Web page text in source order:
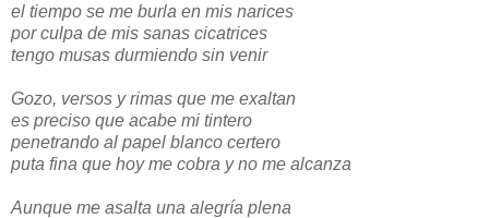
el tiempo se me burla en mis narices
por culpa de mis sanas cicatrices
tengo musas durmiendo sin venir
Gozo, versos y rimas que me exaltan
es preciso que acabe mi tintero
penetrando al papel blanco certero
puta fina que hoy me cobra y no me alcanza
Aunque me asalta una alegría plena